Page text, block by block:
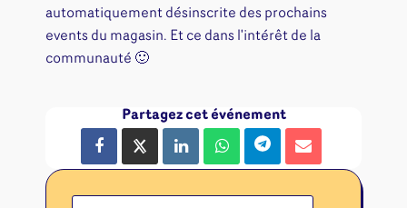
automatiquement désinscrite des prochains
events du magasin. Et ce dans l'intérêt de la
communauté 🙂
Partagez cet événement